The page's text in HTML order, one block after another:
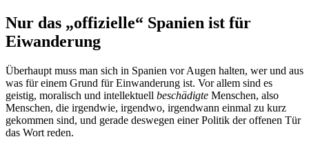
Nur das „offizielle“ Spanien ist für
Eiwanderung
Überhaupt muss man sich in Spanien vor Augen halten, wer und aus
was für einem Grund für Einwanderung ist. Vor allem sind es
geistig, moralisch und intellektuell beschädigte Menschen, also
Menschen, die irgendwie, irgendwo, irgendwann einmal zu kurz
gekommen sind, und gerade deswegen einer Politik der offenen Tür
das Wort reden.